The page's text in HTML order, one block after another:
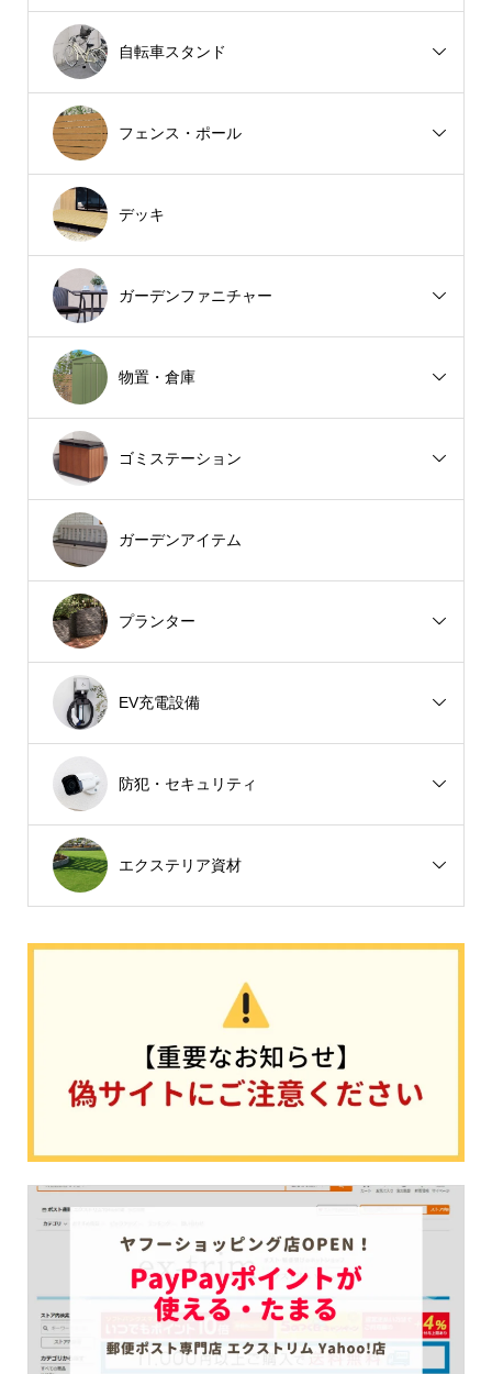
自転車スタンド
フェンス・ポール
デッキ
ガーデンファニチャー
物置・倉庫
ゴミステーション
ガーデンアイテム
プランター
EV充電設備
防犯・セキュリティ
エクステリア資材